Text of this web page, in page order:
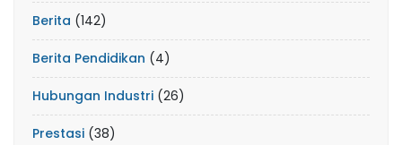
Berita (142)
Berita Pendidikan (4)
Hubungan Industri (26)
Prestasi (38)